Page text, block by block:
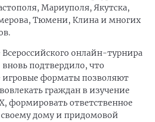
Мариуполя, Якутска,
Тюмени, Клина и многих
онлайн-турнира
подтвердило, что
игровые форматы позволяют
граждан в изучение
формировать ответственное
дому и придомовой